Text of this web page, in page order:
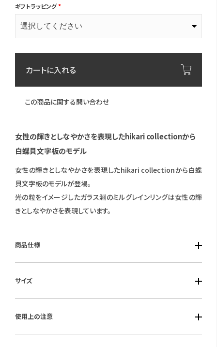
ギフトラッピング*
カートに入れる
この商品に関する問い合わせ
女性の輝きとしなやかさを表現したhikari collectionから
白蝶貝文字板のモデル
女性の輝きとしなやかさを表現したhikari collectionから白蝶
貝文字板のモデルが登場。
光の粒をイメージしたガラス淵のミルグレインリングは女性の輝
きとしなやかさを表現しています。
商品仕様
ー（アンバーイエロー色）
■風防素材：球面サファイアガラス（無反射コーティング）
■仕様：エコ・ドライブ電波時計・受信局自動選択・定時受信機
サイズ
使用上の注意